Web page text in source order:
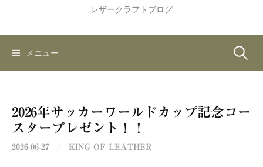
レザークラフトブログ
メニュー 検
2026年サッカーワールドカップ記念コー
スタープレゼント！！
2026-06-27 / KING OF LEATHER